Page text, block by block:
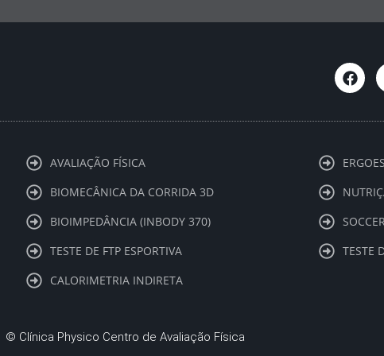
c
e
b
o
AVALIAÇÃO FÍSICA
BIOMECÂNICA DA CORRIDA 3D
BIOIMPEDÂNCIA (INBODY 370)
TESTE DE FTP ESPORTIVA
CALORIMETRIA INDIRETA
TESTE
© Clínica Physico Centro de Avaliação Física